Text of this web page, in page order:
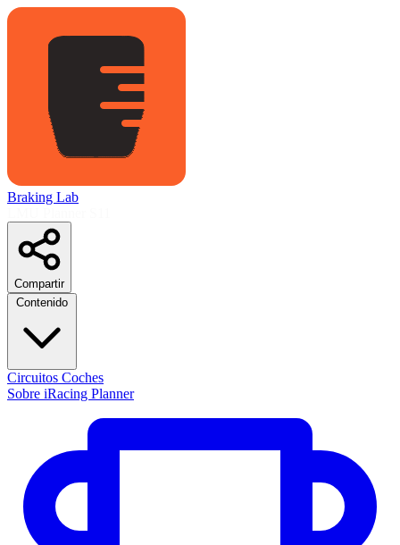
Braking Lab
Compartir
Circuitos Coches
Sobre iRacing Planner